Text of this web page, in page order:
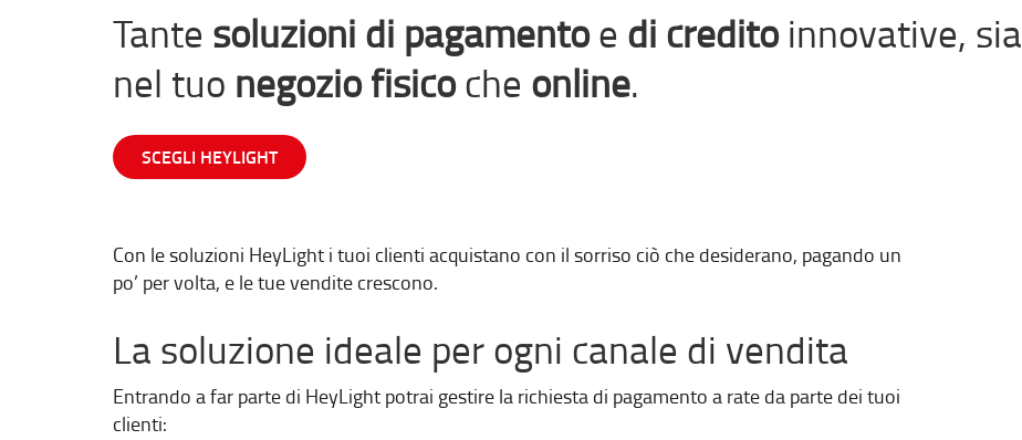
Tante soluzioni di pagamentoe di creditoinnovative, sia
nel tuo negozio fisicoche online.
SCEGLI HEYLIGHT
Con le soluzioni HeyLight i tuoi clienti acquistano con il sorriso ciò che desiderano, pagando un
po’ per volta, e le tue vendite crescono.
La soluzione ideale per ogni canale di vendita
Entrando a far parte di HeyLight potrai gestire la richiesta di pagamento a rate da parte dei tuoi
clienti: